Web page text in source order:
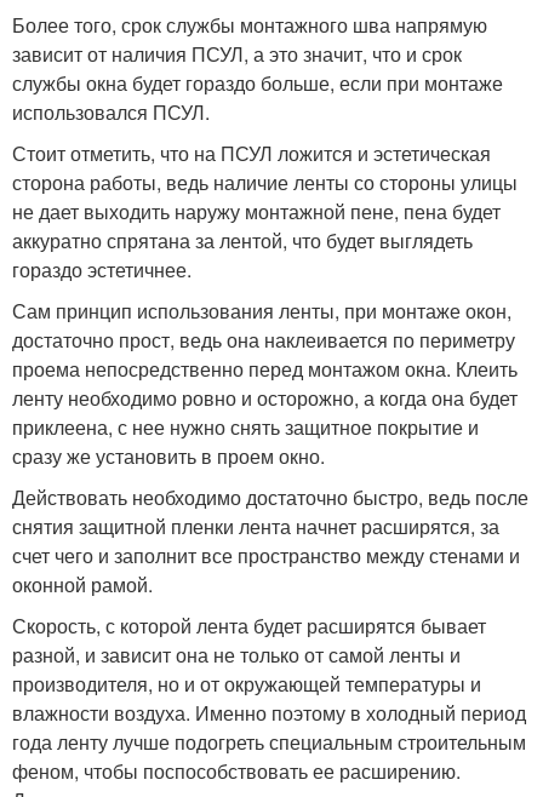
Более того, срок службы монтажного шва напрямую
зависит от наличия ПСУЛ, а это значит, что и срок
службы окна будет гораздо больше, если при монтаже
использовался ПСУЛ.
Стоит отметить, что на ПСУЛ ложится и эстетическая
сторона работы, ведь наличие ленты со стороны улицы
не дает выходить наружу монтажной пене, пена будет
аккуратно спрятана за лентой, что будет выглядеть
гораздо эстетичнее.
Сам принцип использования ленты, при монтаже окон,
достаточно прост, ведь она наклеивается по периметру
проема непосредственно перед монтажом окна. Клеить
ленту необходимо ровно и осторожно, а когда она будет
приклеена, с нее нужно снять защитное покрытие и
сразу же установить в проем окно.
Действовать необходимо достаточно быстро, ведь после
снятия защитной пленки лента начнет расширятся, за
счет чего и заполнит все пространство между стенами и
оконной рамой.
Скорость, с которой лента будет расширятся бывает
разной, и зависит она не только от самой ленты и
производителя, но и от окружающей температуры и
влажности воздуха. Именно поэтому в холодный период
года ленту лучше подогреть специальным строительным
феном, чтобы поспособствовать ее расширению.